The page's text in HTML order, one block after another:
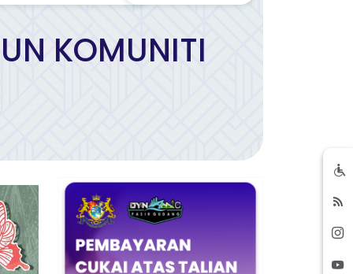
KOMUNITI